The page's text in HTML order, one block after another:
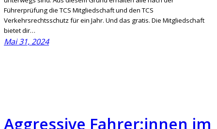
Führerprüfung die TCS Mitgliedschaft und den TCS
Verkehrsrechtsschutz für ein Jahr. Und das gratis. Die Mitgliedschaft
bietet dir…
Mai 31, 2024
Aggressive Fahrer:innen im